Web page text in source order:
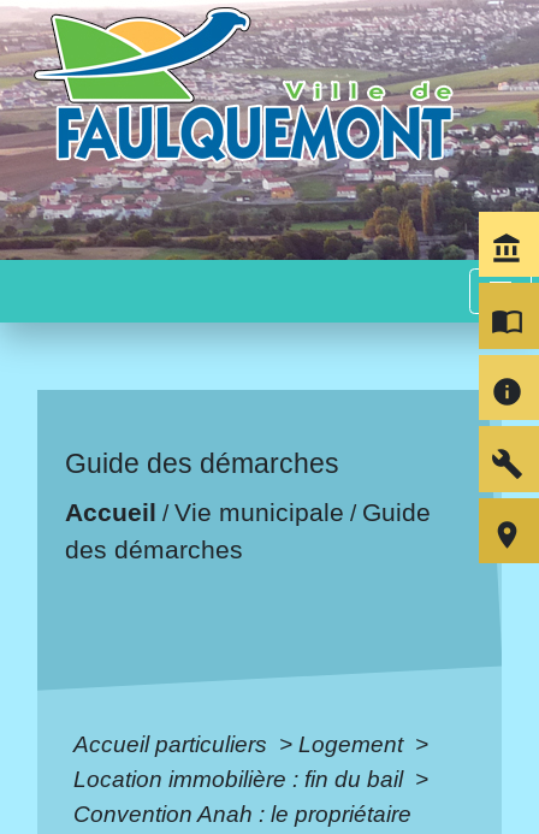
menu
Guide des démarches
Accueil /Vie municipale / Guide
des démarches
Accueil particuliers > Logement >
Location immobilière : fin du bail >
Convention Anah : le propriétaire
account_balance
import_contacts
info
build
room